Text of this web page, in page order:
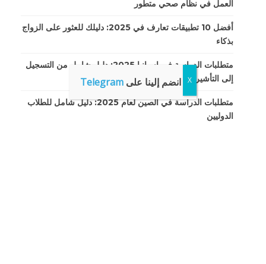
العمل في نظام صحي متطور
أفضل 10 تطبيقات تعارف في 2025: دليلك للعثور على الزواج
بذكاء
متطلبات الدراسة في إسبانيا 2025: دليل شامل من التسجيل
إلى التأشيرة والإقامة
متطلبات الدراسة في الصين لعام 2025: دليل شامل للطلاب
الدوليين
انضم إلينا على Telegram